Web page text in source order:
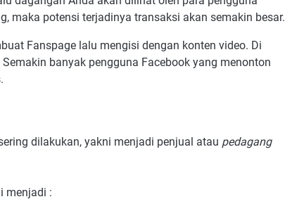
maka potensi terjadinya transaksi akan semakin besar.
Fanspage lalu mengisi dengan konten video. Di
banyak pengguna Facebook yang menonton
dilakukan, yakni menjadi penjual atau pedagang
menjadi :